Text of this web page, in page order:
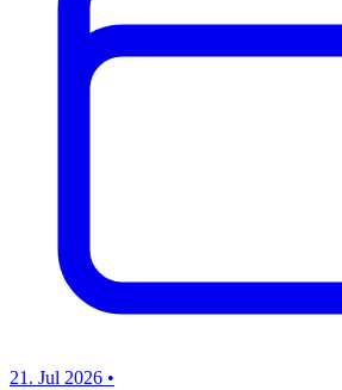
21. Jul 2026 •